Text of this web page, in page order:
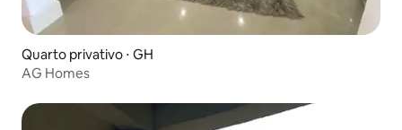
Quarto privativo ⋅ GH
AG Homes